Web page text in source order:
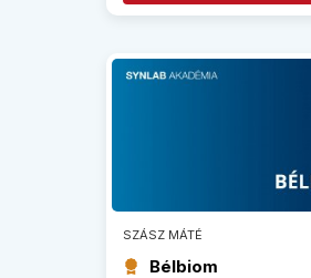
SZÁSZ MÁTÉ
Bélbiom